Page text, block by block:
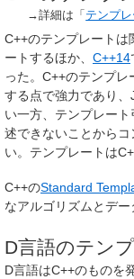
→詳細は「 テンプ
C++のテンプレートは
ートするほか、 C++14
った。C++のテンプレ
する点で強力であり
い一方、テンプレー
述できないことから
い。テンプレートは
C++のStandard
なアルゴリズムとデー
D言語のテン
D言語はC++のものを